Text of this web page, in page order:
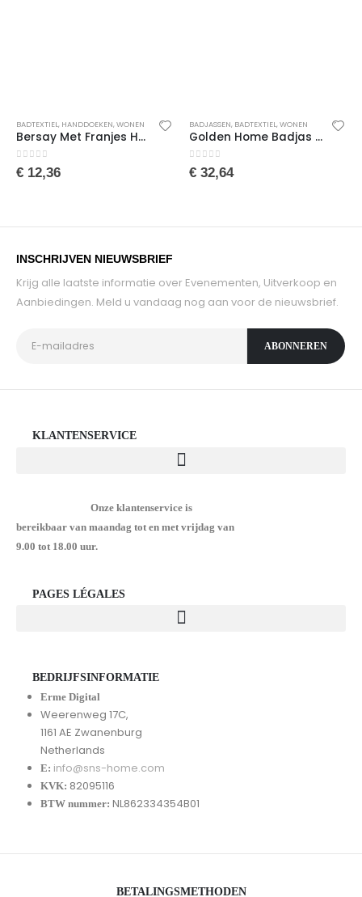
,ONDERGOED & PYJAMA'S,PYJAMA'S WONEN
BADTEXTIEL, HANDDOEKEN,WONEN
Bersay Met Franjes Handdoek – Haarhanddoek – Badhanddoeken – 100% Katoenen – 6 Stuks – 6 Kleuren – 50×90 cm
0van de 5
€ 12,36
BADJASSEN, BADTEXTIEL,WONEN
Golden Home Badjas Set – Bruid Badjas – Huwelijksreis Badjas – Dagelijkse Badjas – Luxe Badjas – Katoen Badjas – Donella Bruin – Moederdag
0van de 5
€ 32,64
INSCHRIJVEN NIEUWSBRIEF
Krijg alle laatste informatie over Evenementen, Uitverkoop en
Aanbiedingen. Meld u vandaag nog aan voor de nieuwsbrief.
KLANTENSERVICE
Onze klantenservice is
bereikbaar van maandag tot en met vrijdag van
9.00 tot 18.00 uur.
PAGES LÉGALES
BEDRIJFSINFORMATIE
Erme Digital
Weerenweg 17C,
1161 AE Zwanenburg
Netherlands
E: info@sns-home.com
KVK: 82095116
BTW nummer: NL862334354B01
BETALINGSMETHODEN